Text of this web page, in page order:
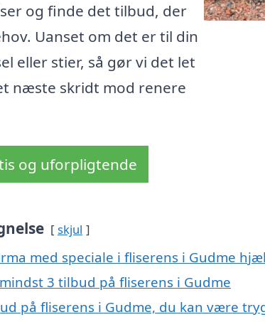
og finde det tilbud, der
Uanset om det er til din
eller stier, så gør vi det let
næste skridt mod renere
og uforpligtende
skjul
med speciale i fliserens i Gudme
3 tilbud på fliserens i Gudme
på fliserens i Gudme, du kan være